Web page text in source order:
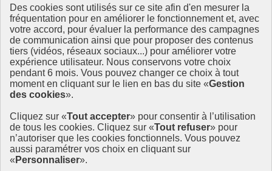
Des cookies sont utilisés sur ce site afin d'en mesurer la
fréquentation pour en améliorer le fonctionnement et, avec
votre accord, pour évaluer la performance des campagnes
de communication ainsi que pour proposer des contenus
tiers (vidéos, réseaux sociaux...) pour améliorer votre
expérience utilisateur. Nous conservons votre choix
pendant 6 mois. Vous pouvez changer ce choix à tout
moment en cliquant sur le lien en bas du site «Gestion
des cookies».
Cliquez sur «Tout accepter» pour consentir à l’utilisation
de tous les cookies. Cliquez sur «Tout refuser» pour
n’autoriser que les cookies fonctionnels. Vous pouvez
aussi paramétrer vos choix en cliquant sur
« Personnaliser».
Ressources
La Méth’ODD
Gouvernement
Ce site propose l’information de référence concernant l’Agenda
2030 et la feuille de route de la France. Il valorise la mobilisation de
tous les acteurs.
info.gouv.fr- ouvre une nouvelle fenêtre
service-public.fr - ouvre une nouvelle fenêtre
legifrance.gouv.fr- ouvre une nouvelle fenêtre
data.gouv.fr- ouvre une nouvelle fenêtre
Plan du site